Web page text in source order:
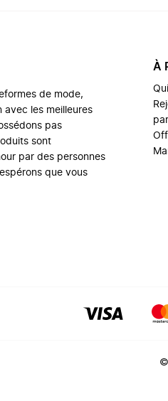
de mode,
avec les meilleures
pas
sont
par des personnes
que vous
À
©